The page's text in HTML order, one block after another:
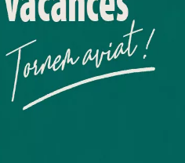
seva família, sinó a
un sostre i amb el
la pujada o van
la dinàmica
piruetes sobre les
veïnes mentre cada
que veiem
destinem el 58%
Acceptar Rebutjar tot
al Diari el Jardí, dona el seu
per rebre comunicacions
amb el servei. Aquest
revocat en qualsevol moment
baixa present a tots els correus.